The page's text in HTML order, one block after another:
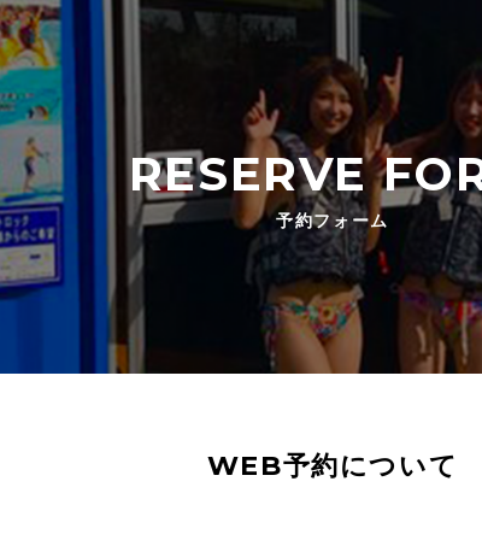
RESERVE
予約フォーム
WEB予約について